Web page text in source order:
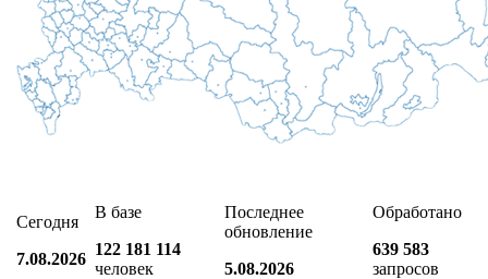
Сегодня
7.08.2026
В базе
122 181 114
человек
Последнее
обновление
5.08.2026
Обработано
639 583
запросов